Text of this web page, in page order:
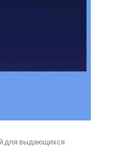
для выдающихся